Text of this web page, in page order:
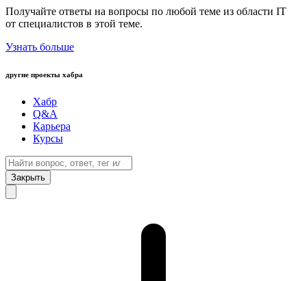
Получайте ответы на вопросы по любой теме из области IT
от специалистов в этой теме.
Узнать больше
другие проекты хабра
Хабр
Q&A
Карьера
Курсы
Закрыть